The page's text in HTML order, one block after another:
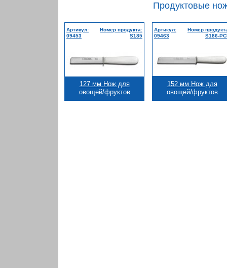
Продуктовые
Артикул:
09453
Номер продукта:
S185
127 мм Нож для
овощей/фруктов
Артикул:
09463
Номер
S186-
152 мм Нож для
овощей/фруктов